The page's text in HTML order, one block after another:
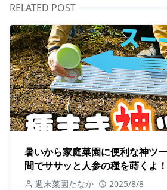
RELATED POST
暑いから家庭菜園に便利な神ツ
間でササッと人参の種を蒔くよ！
週末菜園たなか 2025/8/8